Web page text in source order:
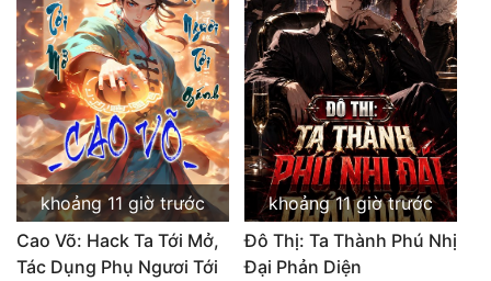
Vô Địch Lưu
Xây Dựng Thế Lực
Đam Mỹ
Đẹp
Đẹp Hiệp
Tính Cách Nhân Vật :
khoảng 11 giờ trước
Cao Võ: Hack Ta Tới Mở,
Tác Dụng Phụ Ngươi Tới
khoảng 11 giờ trước
Đô Thị: Ta Thành Phú Nhị
Đại Phản Diện